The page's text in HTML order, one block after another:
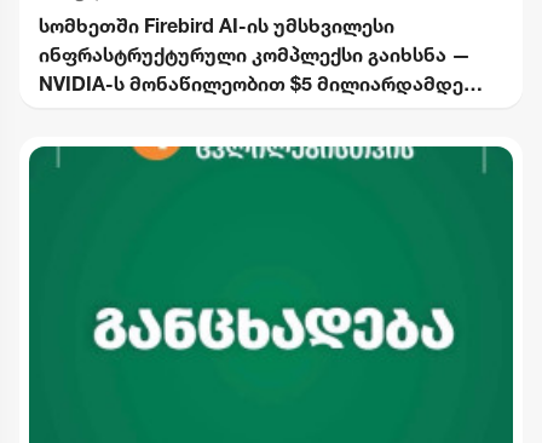
სომხეთში Firebird AI-ის უმსხვილესი
ინფრასტრუქტურული კომპლექსი გაიხსნა —
NVIDIA-ს მონაწილეობით $5 მილიარდამდე